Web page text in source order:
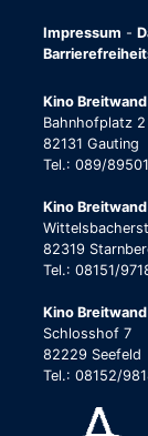
Impressum -
Kino
Bahnhofplatz 2
82131 Gauting
Tel.: 089/
Kino
82319
Tel.: 08151/
Kino
Schlosshof 7
82229 Seefeld
Tel.: 08152/